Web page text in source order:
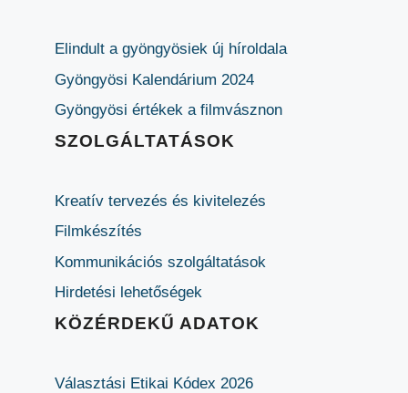
Elindult a gyöngyösiek új híroldala
Gyöngyösi Kalendárium 2024
Gyöngyösi értékek a filmvásznon
SZOLGÁLTATÁSOK
Kreatív tervezés és kivitelezés
Filmkészítés
Kommunikációs szolgáltatások
Hirdetési lehetőségek
KÖZÉRDEKŰ ADATOK
Választási Etikai Kódex 2026